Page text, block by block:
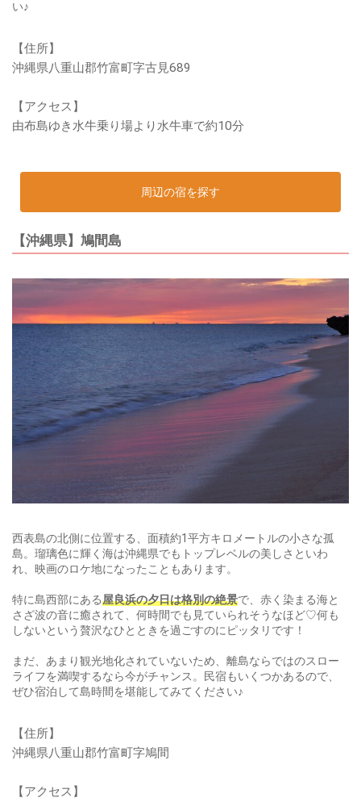
い♪
【住所】
沖縄県八重山郡竹富町字古見689
【アクセス】
由布島ゆき水牛乗り場より水牛車で約10分
周辺の宿を探す
【沖縄県】鳩間島
西表島の北側に位置する、面積約1平方キロメートルの小さな孤
島。瑠璃色に輝く海は沖縄県でもトップレベルの美しさといわ
れ、映画のロケ地になったこともあります。
特に島西部にある屋良浜の夕日は格別の絶景で、赤く染まる海と
さざ波の音に癒されて、何時間でも見ていられそうなほど♡何も
しないという贅沢なひとときを過ごすのにピッタリです！
まだ、あまり観光地化されていないため、離島ならではのスロー
ライフを満喫するなら今がチャンス。民宿もいくつかあるので、
ぜひ宿泊して島時間を堪能してみてください♪
【住所】
沖縄県八重山郡竹富町字鳩間
【アクセス】